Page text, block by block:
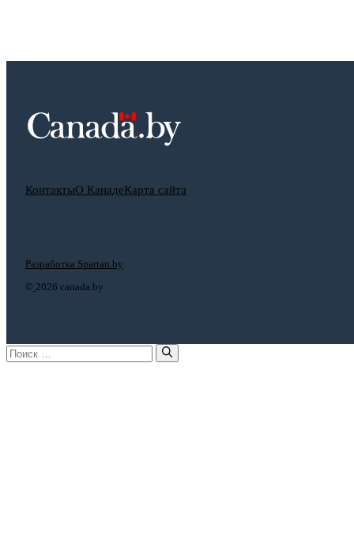
КонтактыО КанадеКарта сайта
© 2026 canada.by
Разработка Spartan.by
Поиск: